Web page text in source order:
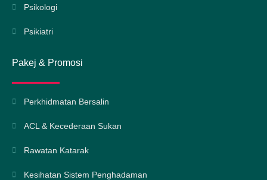
Psikologi
Psikiatri
Pakej & Promosi
Perkhidmatan Bersalin
ACL & Kecederaan Sukan
Rawatan Katarak
Kesihatan Sistem Penghadaman